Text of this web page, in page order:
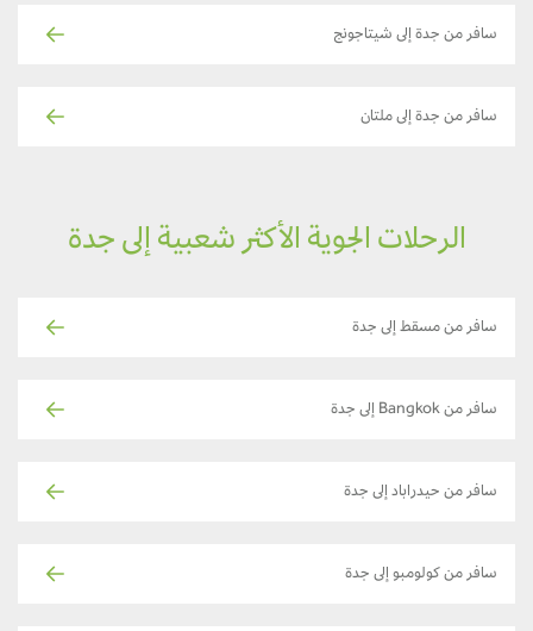
سافر من جدة إلى شيتاجونج
سافر من جدة إلى ملتان
الرحلات الجوية الأكثر شعبية إلى جدة
سافر من مسقط إلى جدة
سافر من Bangkok إلى جدة
سافر من حيدراباد إلى جدة
سافر من كولومبو إلى جدة